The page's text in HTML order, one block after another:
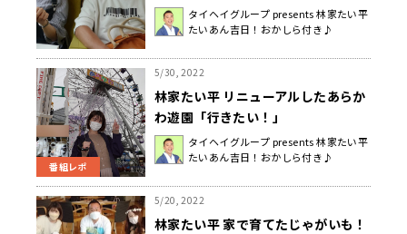
き♪」タイヘイグループ presents 林家たい平
たいあん吉日！おかしら付き♪
番組レポ
5/30, 2022
林家たい平 リニューアルしたあらか
わ遊園「行きたい！」
タイヘイグループ presents 林家たい平
たいあん吉日！おかしら付き♪
5/20, 2022
林家たい平 家で育てたじゃがいも！